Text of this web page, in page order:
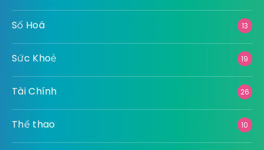
Số Hoá 13
Sức Khoẻ 19
Tài Chính 26
Thể thao 10